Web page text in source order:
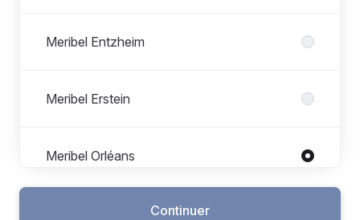
Meribel Entzheim
Meribel Erstein
Meribel Orléans
Continuer